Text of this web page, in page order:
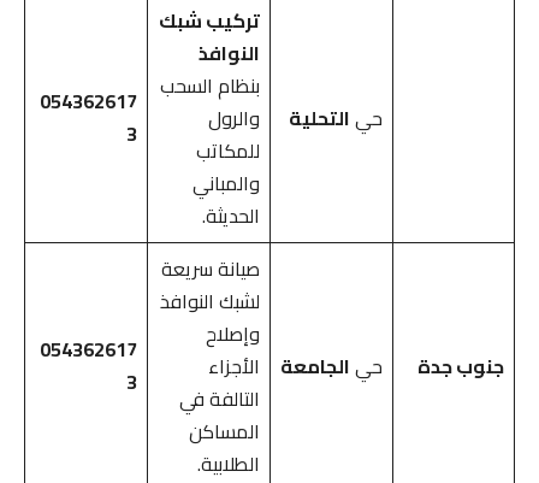
حيالتحلية
تركيب شبك
النوافذ
بنظام السحب
والرول
للمكاتب
والمباني
الحديثة.
054362617
3
جنوب جدة حيالجامعة
صيانة سريعة
لشبك النوافذ
وإصلاح
الأجزاء
التالفة في
المساكن
الطلابية.
054362617
3